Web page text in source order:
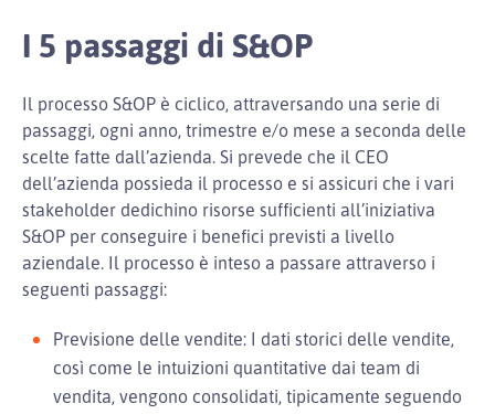
I 5 passaggi di S&OP
Il processo S&OP è ciclico, attraversando una serie di
passaggi, ogni anno, trimestre e/o mese a seconda delle
scelte fatte dall’azienda. Si prevede che il CEO
dell’azienda possieda il processo e si assicuri che i vari
stakeholder dedichino risorse sufficienti all’iniziativa
S&OP per conseguire i benefici previsti a livello
aziendale. Il processo è inteso a passare attraverso i
seguenti passaggi:
Previsione delle vendite: I dati storici delle vendite,
così come le intuizioni quantitative dai team di
vendita, vengono consolidati, tipicamente seguendo